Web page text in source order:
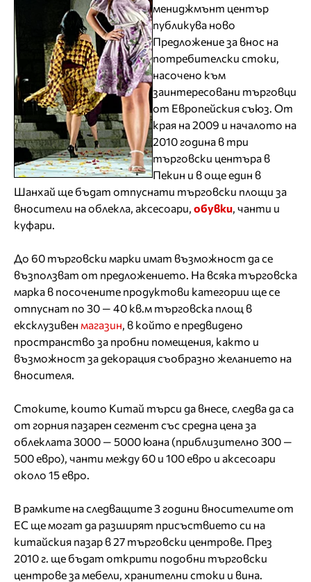
мениджмънт център
публикува ново
Предложение за внос на
потребителски стоки,
насочено към
заинтересовани търговци
от Европейския съюз. От
края на 2009 и началото на
2010 година в три
търговски центъра в
Пекин и в още един в
Шанхай ще бъдат отпуснати търговски площи за
вносители на облекла, аксесоари, обувки , чанти и
куфари.
До 60 търговски марки имат възможност да се
възползват от предложението. На всяка търговска
марка в посочените продуктови категории ще се
отпуснат по 30 — 40 кв.м търговска площ в
ексклузивен магазин , в който е предвидено
пространство за пробни помещения, както и
възможност за декорация съобразно желанието на
вносителя.
Стоките, които Китай търси да внесе, следва да са
от горния пазарен сегмент със средна цена за
облеклата 3000 — 5000 юана (приблизително 300 —
500 евро), чанти между 60 и 100 евро и аксесоари
около 15 евро.
В рамките на следващите 3 години вносителите от
ЕС ще могат да разширят присъствието си на
китайския пазар в 27 търговски центрове. През
2010 г. ще бъдат открити подобни търговски
центрове за мебели, хранителни стоки и вина.